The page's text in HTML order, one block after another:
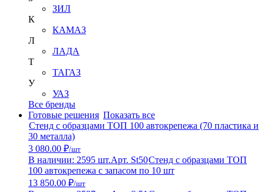
ЗИЛ
К
КАМАЗ
Л
ЛАДА
Т
ТАГАЗ
У
УАЗ
Все бренды
Готовые решения Показать все
Стенд с образцами ТОП 100 автокрепежа (70 пластика и
30 металла)
3 080.00 ₽/шт
В наличии: 2595 шт.Арт. St50Стенд с образцами ТОП
100 автокрепежа с запасом по 10 шт
13 850.00 ₽/шт